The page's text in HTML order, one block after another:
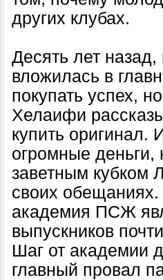
других клубах.
Десять лет
вложилась в
покупать успех,
Хелаифи
купить
огромные деньги,
заветным кубком
своих обещаниях.
академия ПСЖ
выпускников
Шаг от академии
главный провал